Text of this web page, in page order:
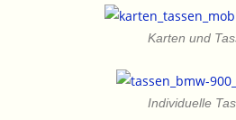
Karten und
Individuelle